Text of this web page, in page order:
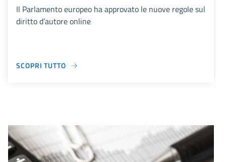
Il Parlamento europeo ha approvato le nuove regole sul
diritto d’autore online
SCOPRI TUTTO